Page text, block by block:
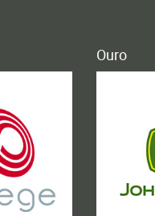
Ouro